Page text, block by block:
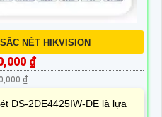
NÉT HIKVISION
₫
₫
DS-2DE4425IW-DE là lựa